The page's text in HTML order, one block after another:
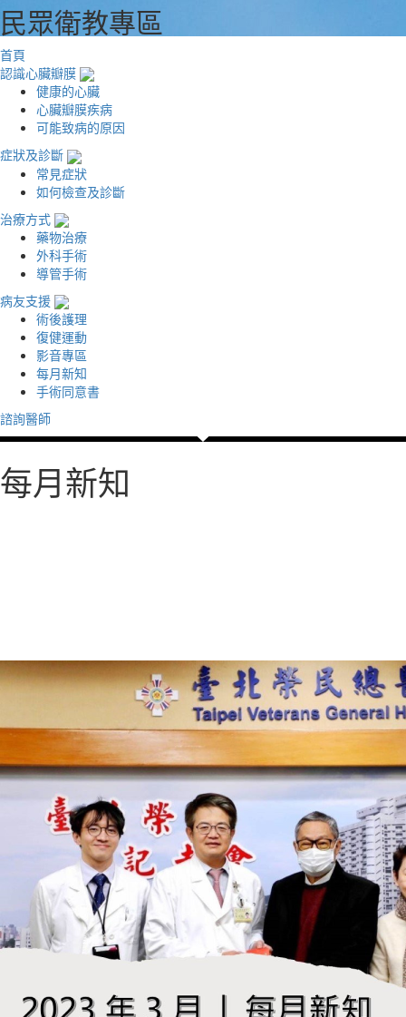
民眾衛教專區
首頁
認識心臟瓣膜
健康的心臟
心臟瓣膜疾病
可能致病的原因
症狀及診斷
常見症狀
如何檢查及診斷
治療方式
藥物治療
外科手術
導管手術
病友支援
術後護理
復健運動
影音專區
每月新知
手術同意書
諮詢醫師
每月新知